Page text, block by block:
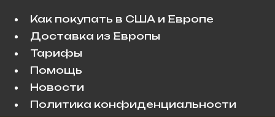
Как покупать в США и Европе
Доставка из Европы
Тарифы
Помощь
Новости
Политика конфиденциальности